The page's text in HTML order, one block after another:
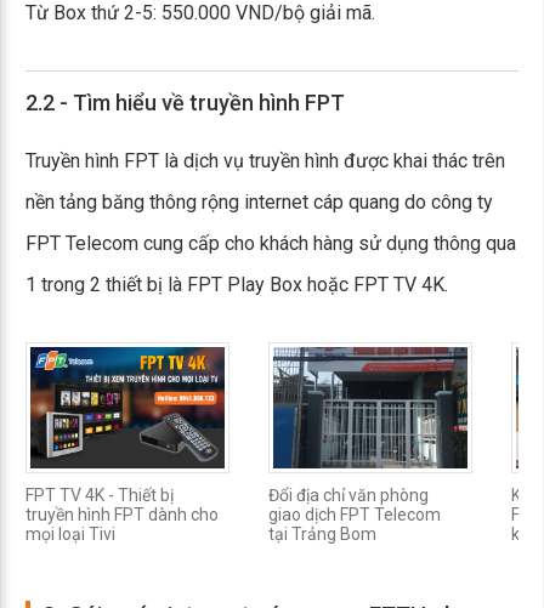
Từ Box thứ 2-5: 550.000 VND/bộ giải mã.
2.2 - Tìm hiểu về truyền hình FPT
Truyền hình FPT là dịch vụ truyền hình được khai thác trên
nền tảng băng thông rộng internet cáp quang do công ty
FPT Telecom cung cấp cho khách hàng sử dụng thông qua
1 trong 2 thiết bị là FPT Play Box hoặc FPT TV 4K.
FPT TV 4K - Thiết bị
truyền hình FPT dành cho
mọi loại Tivi
Đổi địa chỉ văn phòng
giao dịch FPT Telecom
tại Trảng Bom